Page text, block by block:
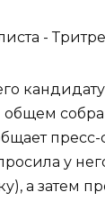
-
у
а затем